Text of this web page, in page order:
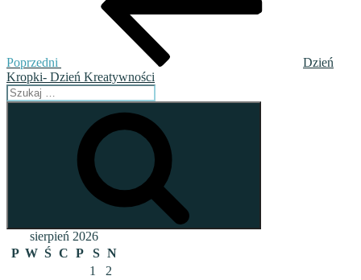
Poprzedni
Dzień
Kropki- Dzień Kreatywności
Szukaj:
sierpień 2026
P W Ś C P S N
1
2